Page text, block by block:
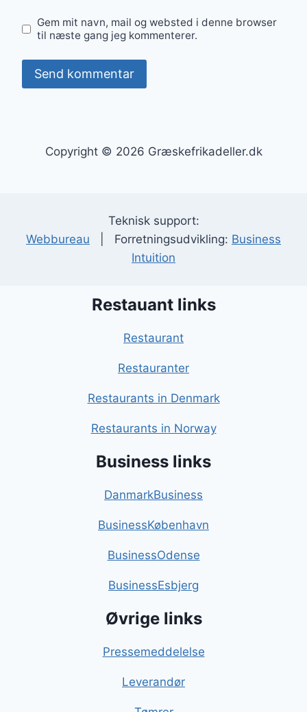
Gem mit navn, mail og websted i denne browser
til næste gang jeg kommenterer.
Copyright © 2026 Græskefrikadeller.dk
Teknisk support:
Webbureau | Forretningsudvikling: Business
Intuition
Restauant links
Restaurant
Restauranter
Restaurants in Denmark
Restaurants in Norway
Business links
DanmarkBusiness
BusinessKøbenhavn
BusinessOdense
BusinessEsbjerg
Øvrige links
Pressemeddelelse
Leverandør